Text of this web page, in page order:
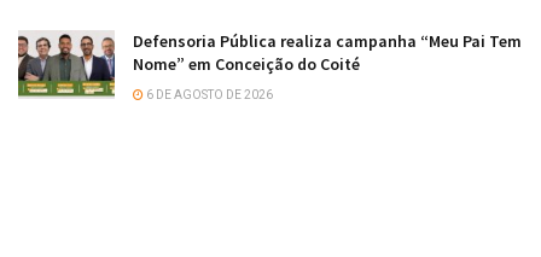
Defensoria Pública realiza campanha “Meu Pai Tem
Nome” em Conceição do Coité
6 DE AGOSTO DE 2026